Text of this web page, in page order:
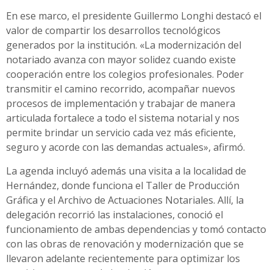
En ese marco, el presidente Guillermo Longhi destacó el
valor de compartir los desarrollos tecnológicos
generados por la institución. «La modernización del
notariado avanza con mayor solidez cuando existe
cooperación entre los colegios profesionales. Poder
transmitir el camino recorrido, acompañar nuevos
procesos de implementación y trabajar de manera
articulada fortalece a todo el sistema notarial y nos
permite brindar un servicio cada vez más eficiente,
seguro y acorde con las demandas actuales», afirmó.
La agenda incluyó además una visita a la localidad de
Hernández, donde funciona el Taller de Producción
Gráfica y el Archivo de Actuaciones Notariales. Allí, la
delegación recorrió las instalaciones, conoció el
funcionamiento de ambas dependencias y tomó contacto
con las obras de renovación y modernización que se
llevaron adelante recientemente para optimizar los